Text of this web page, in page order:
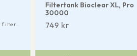
filter.
Filtertank Bioclear XL, Pro
30000
749 kr